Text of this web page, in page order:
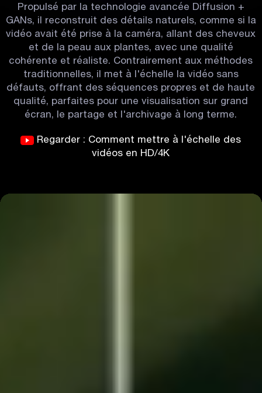
Propulsé par la technologie avancée Diffusion +
GANs, il reconstruit des détails naturels, comme si la
vidéo avait été prise à la caméra, allant des cheveux
et de la peau aux plantes, avec une qualité
cohérente et réaliste. Contrairement aux méthodes
traditionnelles, il met à l'échelle la vidéo sans
défauts, offrant des séquences propres et de haute
qualité, parfaites pour une visualisation sur grand
écran, le partage et l'archivage à long terme.
Regarder : Comment mettre à l'échelle des
vidéos en HD/4K